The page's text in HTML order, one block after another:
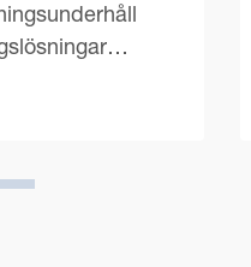
under senare